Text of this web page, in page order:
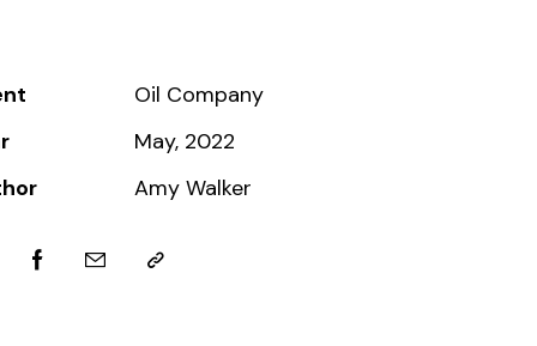
Oil Company
May, 2022
Amy Walker
Facebook
Email
Copy